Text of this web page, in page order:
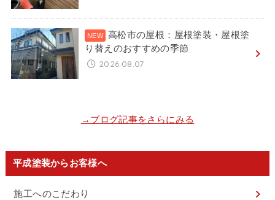
高松市の屋根：屋根塗装・屋根塗
り替えのおすすめの季節
2026.08.07
→ブログ記事をさらにみる
平成塗装からお客様へ
施工へのこだわり